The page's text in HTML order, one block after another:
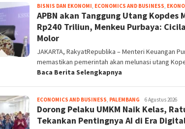
BISNIS DAN EKONOMI, ECONOMICS AND BUSINESS,
APBN akan Tanggung Utang Kopdes
Rp240 Triliun, Menkeu Purbaya:
Molor
JAKARTA, RakyatRepublika – Menteri Keuangan
memastikan pemerintah akan melunasi utang
Baca Berita Selengkapnya
ECONOMICS AND BUSINESS, PALEMBANG Redaktur
Pelaksana
6 Agustus 2026
Dorong Pelaku UMKM Naik Kelas,
Tekankan Pentingnya AI di Era